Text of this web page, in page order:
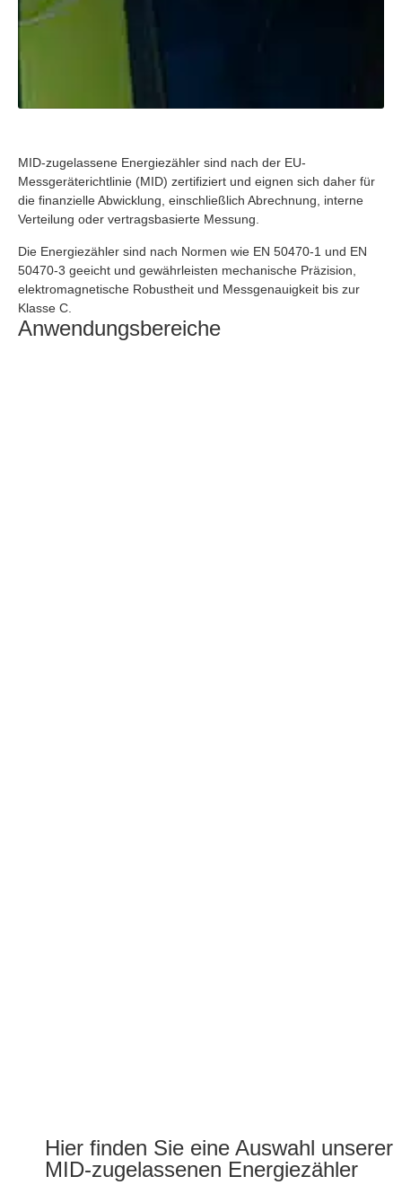
MID-zugelassene Energiezähler sind nach der EU-
Messgeräterichtlinie (MID) zertifiziert und eignen sich daher für
die finanzielle Abwicklung, einschließlich Abrechnung, interne
Verteilung oder vertragsbasierte Messung.
Die Energiezähler sind nach Normen wie EN 50470-1 und EN
50470-3 geeicht und gewährleisten mechanische Präzision,
elektromagnetische Robustheit und Messgenauigkeit bis zur
Klasse C.
Anwendungsbereiche
Hier finden Sie eine Auswahl unserer
MID-zugelassenen Energiezähler